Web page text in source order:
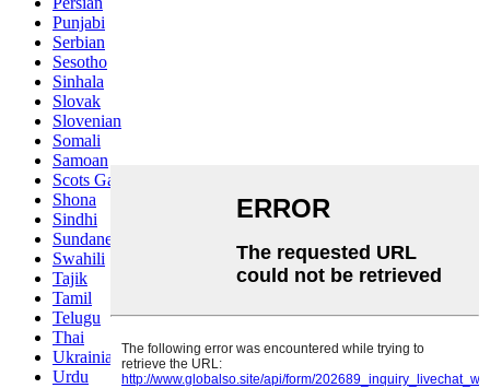
Punjabi
Serbian
Sesotho
Sinhala
Slovak
Slovenian
Somali
Samoan
Scots Gaelic
Shona
Sindhi
Sundanese
Swahili
Tajik
Tamil
Telugu
Thai
Ukrainian
Urdu